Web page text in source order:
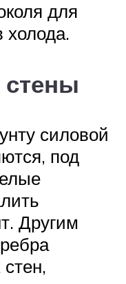
для
холода.
стены
силовой
под
Другим